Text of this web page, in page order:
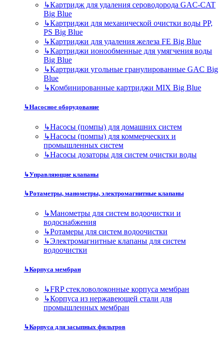
↳Картридж для удаления сероводорода GAC-CAT
Big Blue
↳Картриджи для механической очистки воды PP,
PS Big Blue
↳Картриджи для удаления железа FE Big Blue
↳Картриджи ионообменные для умягчения воды
Big Blue
↳Картриджи угольные гранулированные GAC Big
Blue
↳Комбинированные картриджи MIX Big Blue
↳Насосное оборудование
↳Насосы (помпы) для домашних систем
↳Насосы (помпы) для коммерческих и
промышленных систем
↳Насосы дозаторы для систем очистки воды
↳Управляющие клапаны
↳Ротаметры, манометры, электромагнитные клапаны
↳Манометры для систем водоочистки и
водоснабжения
↳Ротамеры для систем водоочистки
↳Электромагнитные клапаны для систем
водоочистки
↳Корпуса мембран
↳FRP стекловолоконные корпуса мембран
↳Корпуса из нержавеющей стали для
промышленных мембран
↳Корпуса для засыпных фильтров